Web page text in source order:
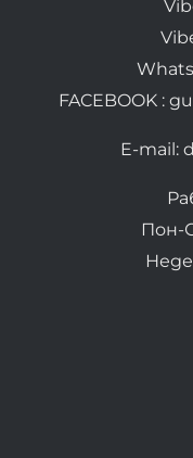
FACEBOOK :
E-mail:
Пон-